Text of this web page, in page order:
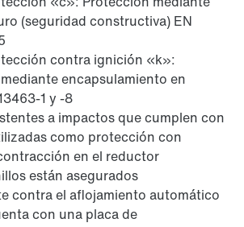
y anticorrosión
(seguridad constructiva) EN
contra ignición «k»:
encapsulamiento en
1 y -8
a impactos que cumplen con
como protección con
en el reductor
están asegurados
contra el aflojamiento automático
con una placa de